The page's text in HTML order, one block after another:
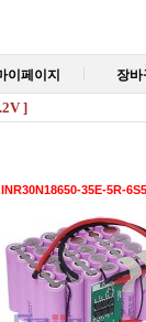
이페이지 장바
]
35E-5R-